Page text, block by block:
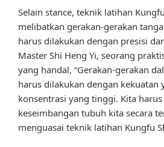
Selain stance, teknik latihan
melibatkan gerakan-gerakan
harus dilakukan dengan presisi
Master Shi Heng Yi, seorang
yang handal, “Gerakan-gerakan
harus dilakukan dengan kekuatan
konsentrasi yang tinggi. Kita
keseimbangan tubuh kita secara
menguasai teknik latihan Kungfu